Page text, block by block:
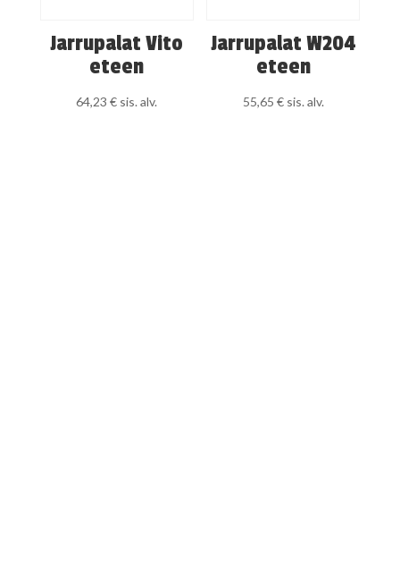
Jarrupalat Vito
eteen
64,23€ sis. alv.
Jarrupalat W204
eteen
55,65 € sis. alv.